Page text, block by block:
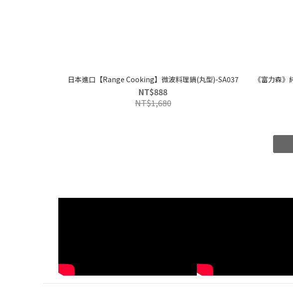
日本進口【Range Cooking】微波料理鍋(丸型)-SA037
NT$888
NT$1,680
《富力森